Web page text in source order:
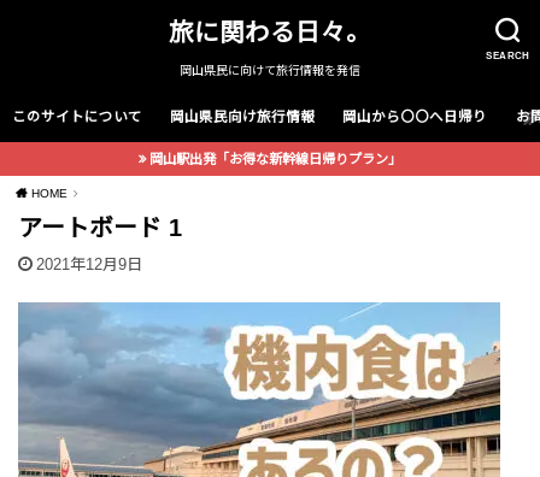
SEARCH
旅に関わる日々。
岡山県民に向けて旅行情報を発信
このサイトについて 岡山県民向け旅行情報 岡山から〇〇へ日帰り お
岡山駅出発「お得な新幹線日帰りプラン」
HOME
アートボード 1
2021年12月9日